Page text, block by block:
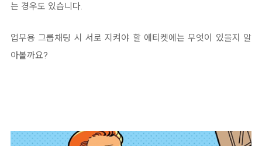
는 경우도 있습니다.
업무용 그룹채팅 시 서로 지켜야 할 에티켓에는 무엇이 있을지 알
아볼까요?